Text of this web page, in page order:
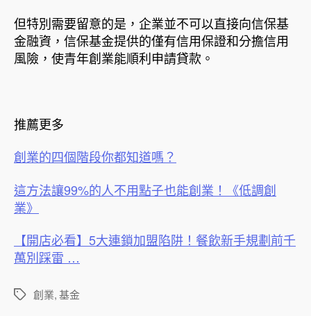
但特別需要留意的是，企業並不可以直接向信保基
金融資，信保基金提供的僅有信用保證和分擔信用
風險，使青年創業能順利申請貸款。
推薦更多
創業的四個階段你都知道嗎？
這方法讓99%的人不用點子也能創業！《低調創
業》
【開店必看】5大連鎖加盟陷阱！餐飲新手規劃前千
萬別踩雷 …
標
創業,基金